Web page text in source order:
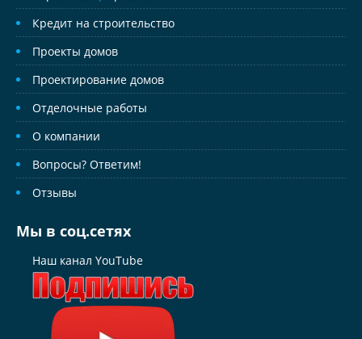
Кредит на строительство
Проекты домов
Проектирование домов
Отделочные работы
О компании
Вопросы? Ответим!
Отзывы
Мы в соц.сетях
Наш канал YouTube